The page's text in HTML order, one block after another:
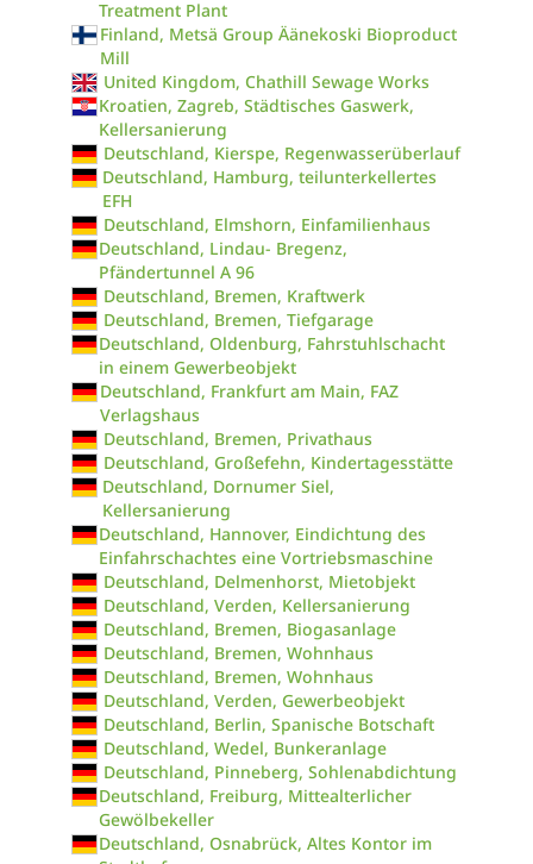
Treatment Plant
Finland, Metsä Group Äänekoski Bioproduct
Mill
United Kingdom, Chathill Sewage Works
Kroatien, Zagreb, Städtisches Gaswerk,
Kellersanierung
Deutschland, Kierspe, Regenwasserüberlauf
Deutschland, Hamburg, teilunterkellertes
EFH
Deutschland, Elmshorn, Einfamilienhaus
Deutschland, Lindau- Bregenz,
Pfändertunnel A 96
Deutschland, Bremen, Kraftwerk
Deutschland, Bremen, Tiefgarage
Deutschland, Oldenburg, Fahrstuhlschacht
in einem Gewerbeobjekt
Deutschland, Frankfurt am Main, FAZ
Verlagshaus
Deutschland, Bremen, Privathaus
Deutschland, Großefehn, Kindertagesstätte
Deutschland, Dornumer Siel,
Kellersanierung
Deutschland, Hannover, Eindichtung des
Einfahrschachtes eine Vortriebsmaschine
Deutschland, Delmenhorst, Mietobjekt
Deutschland, Verden, Kellersanierung
Deutschland, Bremen, Biogasanlage
Deutschland, Bremen, Wohnhaus
Deutschland, Bremen, Wohnhaus
Deutschland, Verden, Gewerbeobjekt
Deutschland, Berlin, Spanische Botschaft
Deutschland, Wedel, Bunkeranlage
Deutschland, Pinneberg, Sohlenabdichtung
Deutschland, Freiburg, Mittealterlicher
Gewölbekeller
Deutschland, Osnabrück, Altes Kontor im